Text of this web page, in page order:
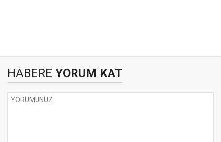
HABERE YORUM KAT